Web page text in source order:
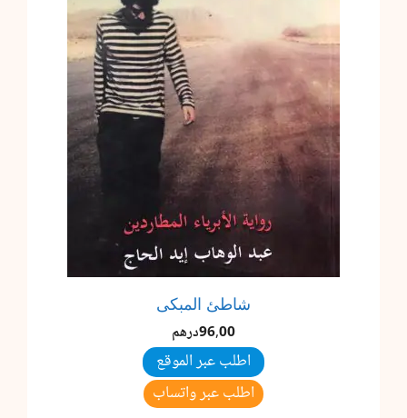
شاطئ المبكى
96,00درهم
اطلب عبر الموقع
اطلب عبر واتساب